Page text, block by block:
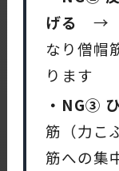
げる
→
なり僧帽
ります
・NG③
筋（力こ
筋への集